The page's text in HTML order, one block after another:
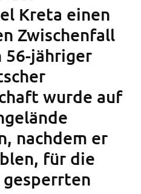
Kreta einen
Zwischenfall
56-jähriger
wurde auf
nachdem er
für die